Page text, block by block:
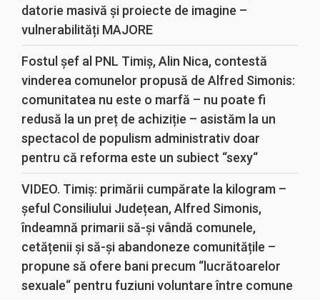
datorie masivă și proiecte de imagine –
vulnerabilități MAJORE
Fostul șef al PNL Timiș, Alin Nica, contestă
vinderea comunelor propusă de Alfred Simonis:
comunitatea nu este o marfă – nu poate fi
redusă la un preț de achiziție – asistăm la un
spectacol de populism administrativ doar
pentru că reforma este un subiect “sexy“
VIDEO. Timiș: primării cumpărate la kilogram –
șeful Consiliului Județean, Alfred Simonis,
îndeamnă primarii să-și vândă comunele,
cetățenii și să-și abandoneze comunitățile –
propune să ofere bani precum “lucrătoarelor
sexuale“ pentru fuziuni voluntare între comune